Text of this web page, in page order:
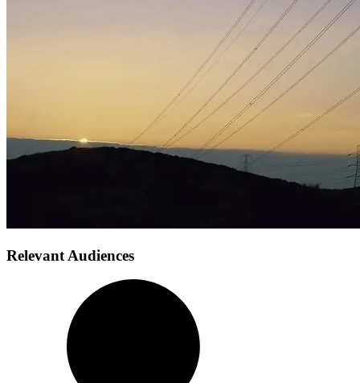
Relevant Audiences​​​​‌ ‍ ​‍​‍‌‍ ‌ ​‍‌‍‍‌‌‍‌ ‌‍‍‌‌‍ ‍​‍​‍​ ‍‍​‍​‍‌ ​ ‌‍​‌‌‍ ‍‌‍‍‌‌ ‌​‌ ‍‌​‍ ‍‌‍‍‌‌‍ ​‍​‍​‍ ​​‍​‍‌‍‍​‌ ​‍‌‍‌‌‌‍‌‍​‍​‍​ ‍‍​‍​‍‌‍‍​‌ ‌​‌ ‌​‌ ​​​ ‍‍​‍ ​‍ ‌‍ ​‌‍ ‌‍​ ‌‍​‌‌‍ ​‌‍‍​‌‍ ‌ ​ ‌ ‌​​ ‍‍​ ​ ​ ​ ​ ​ ​ ​ ​‍ ‌‍‍‌‌‍ ‍‌ ‌​‌‍‌‌‌‍ ‍‌ ‌​​‍ ‌‍‌‌‌‍‌​‌‍‍‌‌ ‌​​‍ ‌‍ ‌‌‍ ‌‍‌​‌‍‌‌​ ‌‌ ​​‌ ​‍‌‍‌‌‌ ​ ‌‍‌‌‌‍ ‍‌ ‌​‌‍​‌‌ ‌​‌‍‍‌‌‍ ‌‍ ‍​ ‍ ‌‍‍‌‌‍‌​​ ‌​ ‌​‌‍‌‍​ ‌‍​ ‍‌​ ‌‌​ ​‌​ ‍​‌‍‌‍​‍ ‌​ ​ ​ ‌‍​ ​​​ ​ ​‍ ‌​ ‌​​ ‍​‌‍‌​​ ‌‍​‍ ‌​ ‍​‌‍​‍‌‍‌‍​ ‍​​‍ ‌​ ‍​​ ​​​ ​ ​ ‌‌​ ‌ ‌‍‌​​ ​​‌‍​‌​ ‌​​ ‍‌‌‍‌‍​ ‌‌​ ‍ ‌ ‌​‌ ‍‌‌ ​​‌‍‌‌​ ‌‌ ​​‌ ​‍‌‍ ‌‍‌ ‌ ​‍‌‍​‌‌‍ ‌​ ‍ ‌ ​​‌‍​‌‌ ‌​‌‍‍​​ ‌‌‍​‌‌ ‌‌‌‍‌​‌‍‍‌‌‍‌‌‌‍ ‍‌‍​ ‌‍‌‌‌ ​ ​‍ ‍‌‍‍​‌‍‌‌‌‍​‌‌‍‌​‌‍‍‌‌‍ ‍‌‍‌ ​ ‌‍​‍‌‍​‌‌ ​ ‌‍‌‌‌‌‌‌‌ ​‍‌‍ ​​ ‌‌‍‍​‌ ‌​‌ ‌​‌ ​​​‍‌‌​ ​ ‌​​‌​‍‌‌​ ​‍‌​‌‍​‍‌‌​ ​‍‌​‌‍‌‍ ​‌‍ ‌‍​ ‌‍​‌‌‍ ​‌‍‍​‌‍ ‌ ​ ‌ ‌​​‍‌‌​ ​ ‌​​‌​ ​ ​ ​ ​ ​ ​ ​ ​‍‌‍‌‍‍‌‌‍‌​​ ‌​ ‌​‌‍‌‍​ ‌‍​ ‍‌​ ‌‌​ ​‌​ ‍​‌‍‌‍​‍ ‌​ ​ ​ ‌‍​ ​​​ ​ ​‍ ‌​ ‌​​ ‍​‌‍‌​​ ‌‍​‍ ‌​ ‍​‌‍​‍‌‍‌‍​ ‍​​‍ ‌​ ‍​​ ​​​ ​ ​ ‌‌​ ‌ ‌‍‌​​ ​​‌‍​‌​ ‌​​ ‍‌‌‍‌‍​ ‌‌​‍‌‍‌ ‌​‌ ‍‌‌ ​​‌‍‌‌​ ‌‌ ​​‌ ​‍‌‍ ‌‍‌ ‌ ​‍‌‍​‌‌‍ ‌​‍‌‍‌ ​​‌‍​‌‌ ‌​‌‍‍​​ ‌‌‍​‌‌ ‌‌‌‍‌​‌‍‍‌‌‍‌‌‌‍ ‍‌‍​ ‌‍‌‌‌ ​ ​‍ ‍‌‍‍​‌‍‌‌‌‍​‌‌‍‌​‌‍‍‌‌‍ ‍‌‍‌ ​‍‌‍‌ ​​‌‍‌‌‌ ​‍‌ ​ ‌ ​​‌‍‌‌‌‍​ ‌ ‌​‌‍‍‌‌ ‌‍‌‍‌‌​ ‌‌ ​​‌ ‌‌‌‍​‍‌‍ ​‌‍‍‌‌ ​ ‌‍‍​‌‍‌‌‌‍‌​​‍​‍‌ ‌